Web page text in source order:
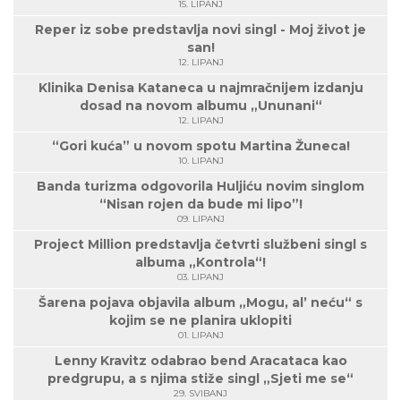
15. LIPANJ
Reper iz sobe predstavlja novi singl - Moj život je
san!
12. LIPANJ
Klinika Denisa Kataneca u najmračnijem izdanju
dosad na novom albumu „Ununani“
12. LIPANJ
“Gori kuća” u novom spotu Martina Žuneca!
10. LIPANJ
Banda turizma odgovorila Huljiću novim singlom
“Nisan rojen da bude mi lipo”!
09. LIPANJ
Project Million predstavlja četvrti službeni singl s
albuma „Kontrola“!
03. LIPANJ
Šarena pojava objavila album „Mogu, al’ neću“ s
kojim se ne planira uklopiti
01. LIPANJ
Lenny Kravitz odabrao bend Aracataca kao
predgrupu, a s njima stiže singl „Sjeti me se“
29. SVIBANJ